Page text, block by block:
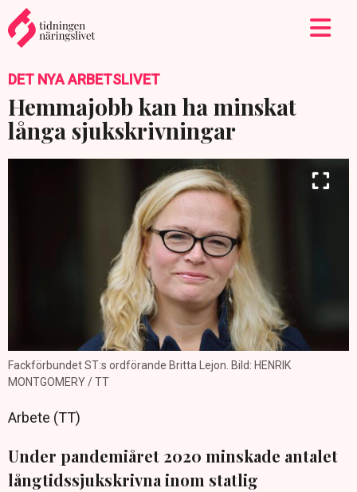
DET NYA ARBETSLIVET
Hemmajobb kan ha minskat
långa sjukskrivningar
Fackförbundet ST:s ordförande Britta Lejon. Bild: HENRIK
MONTGOMERY / TT
Arbete (TT)
Under pandemiåret 2020 minskade antalet
långtidssjukskrivna inom statlig